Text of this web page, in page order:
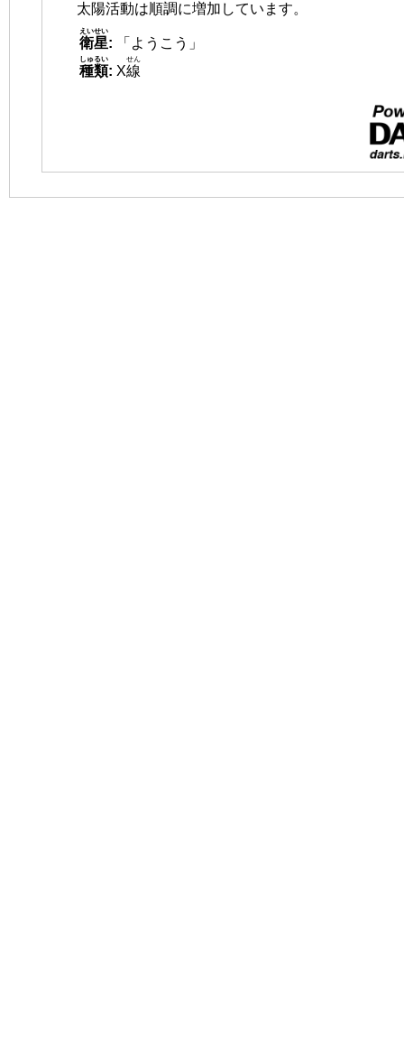
太陽活動は順調に増加しています。
衛星
えいせい
:
「ようこう」
種類
しゅるい
: X線
せん